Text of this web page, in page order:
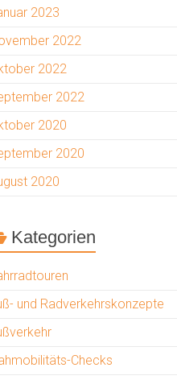
2023
2022
2022
2022
2020
2020
2020
Kategorien
und Radverkehrskonzepte
Checks